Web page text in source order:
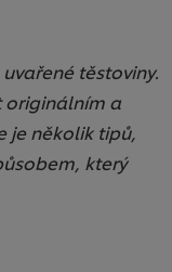
těstoviny.
originálním a
je několik tipů,
který